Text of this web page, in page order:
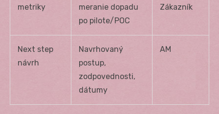
metriky
meranie dopadu
po pilote/POC
Zákazník
Next step
návrh
Navrhovaný
postup,
zodpovednosti,
dátumy
AM